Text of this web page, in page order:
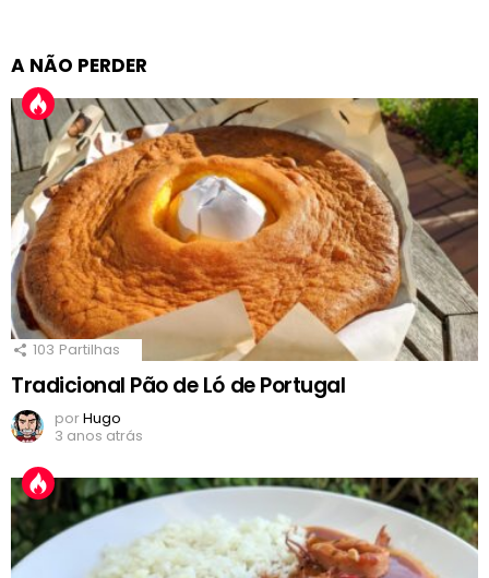
A NÃO PERDER
103 Partilhas
Tradicional Pão de Ló de Portugal
porHugo
3 anos atrás